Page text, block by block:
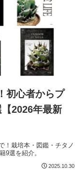
初心者からプ
2026年最新
！栽培本・図鑑・チタノ
9選を紹介。
2025.10.30